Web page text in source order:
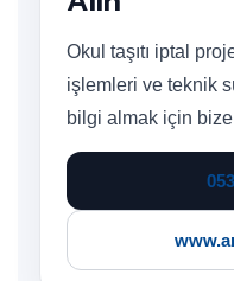
Okul taşıtı iptal
işlemleri ve teknik
bilgi almak için bize